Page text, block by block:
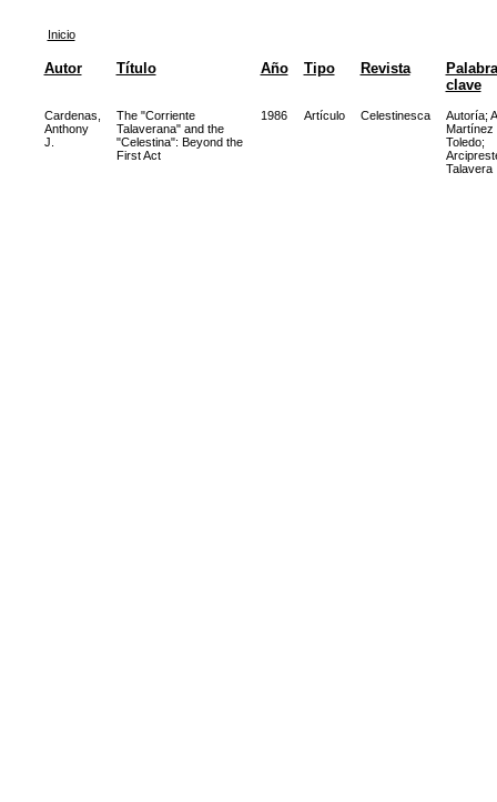
Inicio
Autor Título Año Tipo Revista
clave
Cardenas,
Anthony
J.
The "Corriente
Talaverana" and the
"Celestina": Beyond the
First Act
1986 Artículo Celestinesca Autoría;
Martínez
Toledo;
Talavera